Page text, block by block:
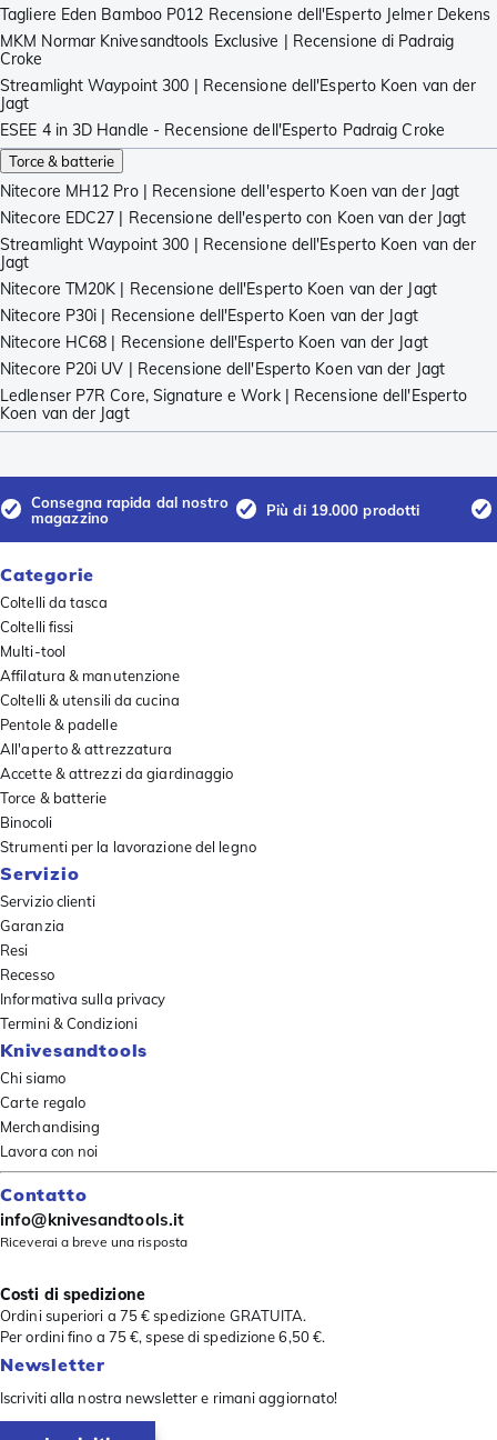
Tagliere Eden Bamboo P012 Recensione dell'Esperto Jelmer Dekens
MKM Normar Knivesandtools Exclusive | Recensione di Padraig
Croke
Streamlight Waypoint 300 | Recensione dell'Esperto Koen van der
Jagt
ESEE 4 in 3D Handle - Recensione dell'Esperto Padraig Croke
Torce & batterie
Nitecore MH12 Pro | Recensione dell'esperto Koen van der Jagt
Nitecore EDC27 | Recensione dell'esperto con Koen van der Jagt
Streamlight Waypoint 300 | Recensione dell'Esperto Koen van der
Jagt
Nitecore TM20K | Recensione dell'Esperto Koen van der Jagt
Nitecore P30i | Recensione dell'Esperto Koen van der Jagt
Nitecore HC68 | Recensione dell'Esperto Koen van der Jagt
Nitecore P20i UV | Recensione dell'Esperto Koen van der Jagt
Ledlenser P7R Core, Signature e Work | Recensione dell'Esperto
Koen van der Jagt
Consegna rapida dal nostro
magazzino
Più di 19.000 prodotti
Categorie
Coltelli da tasca
Coltelli fissi
Multi-tool
Affilatura & manutenzione
Coltelli & utensili da cucina
Pentole & padelle
All'aperto & attrezzatura
Accette & attrezzi da giardinaggio
Torce & batterie
Binocoli
Strumenti per la lavorazione del legno
Servizio
Servizio clienti
Garanzia
Resi
Recesso
Informativa sulla privacy
Termini & Condizioni
Knivesandtools
Chi siamo
Carte regalo
Merchandising
Lavora con noi
Contatto
info@knivesandtools.it
Riceverai a breve una risposta
Costi di spedizione
Ordini superiori a 75 € spedizione GRATUITA.
Per ordini fino a 75 €, spese di spedizione 6,50 €.
Newsletter
Iscriviti alla nostra newsletter e rimani aggiornato!